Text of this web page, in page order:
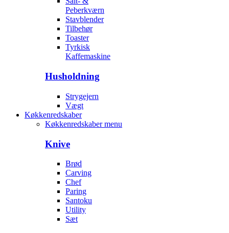
Peberkværn
Stavblender
Tilbehør
Toaster
Tyrkisk
Kaffemaskine
Husholdning
Strygejern
Vægt
Køkkenredskaber
Køkkenredskaber menu
Knive
Brød
Carving
Chef
Paring
Santoku
Utility
Sæt